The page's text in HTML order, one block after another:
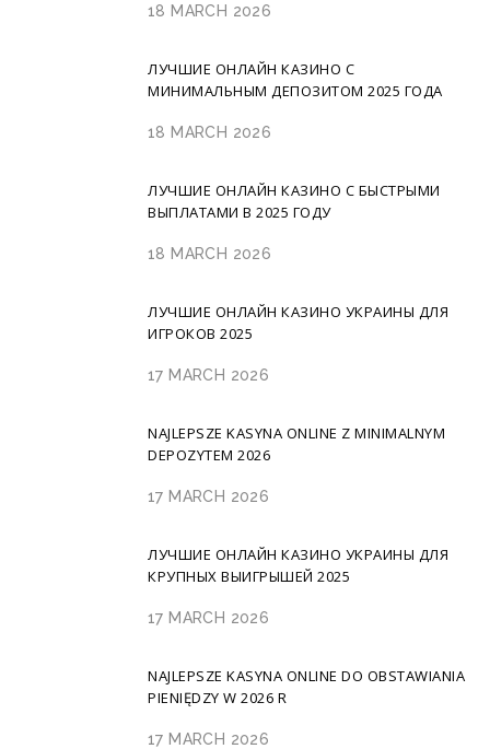
18 MARCH 2026
ЛУЧШИЕ ОНЛАЙН КАЗИНО С
МИНИМАЛЬНЫМ ДЕПОЗИТОМ 2025 ГОДА
18 MARCH 2026
ЛУЧШИЕ ОНЛАЙН КАЗИНО С БЫСТРЫМИ
ВЫПЛАТАМИ В 2025 ГОДУ
18 MARCH 2026
ЛУЧШИЕ ОНЛАЙН КАЗИНО УКРАИНЫ ДЛЯ
ИГРОКОВ 2025
17 MARCH 2026
NAJLEPSZE KASYNA ONLINE Z MINIMALNYM
DEPOZYTEM 2026
17 MARCH 2026
ЛУЧШИЕ ОНЛАЙН КАЗИНО УКРАИНЫ ДЛЯ
КРУПНЫХ ВЫИГРЫШЕЙ 2025
17 MARCH 2026
NAJLEPSZE KASYNA ONLINE DO OBSTAWIANIA
PIENIĘDZY W 2026 R
17 MARCH 2026